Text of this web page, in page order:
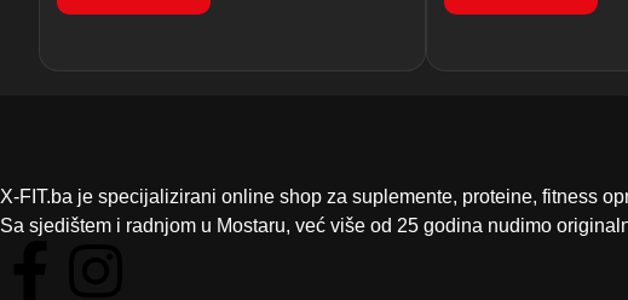
X-FIT.ba je specijalizirani online shop za suplemente, proteine, fitness
Sa sjedištem i radnjom u Mostaru, već više od 25 godina nudimo